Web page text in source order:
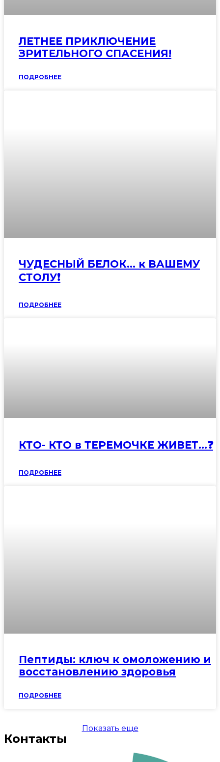
ЛЕТНЕЕ ПРИКЛЮЧЕНИЕ
ЗРИТЕЛЬНОГО СПАСЕНИЯ!
ПОДРОБНЕЕ
ЧУДЕСНЫЙ БЕЛОК… к ВАШЕМУ
СТОЛУ❗️
ПОДРОБНЕЕ
КТО- КТО в ТЕРЕМОЧКЕ ЖИВЕТ…❓
ПОДРОБНЕЕ
Пептиды: ключ к омоложению и
восстановлению здоровья
ПОДРОБНЕЕ
Показать еще
Контакты